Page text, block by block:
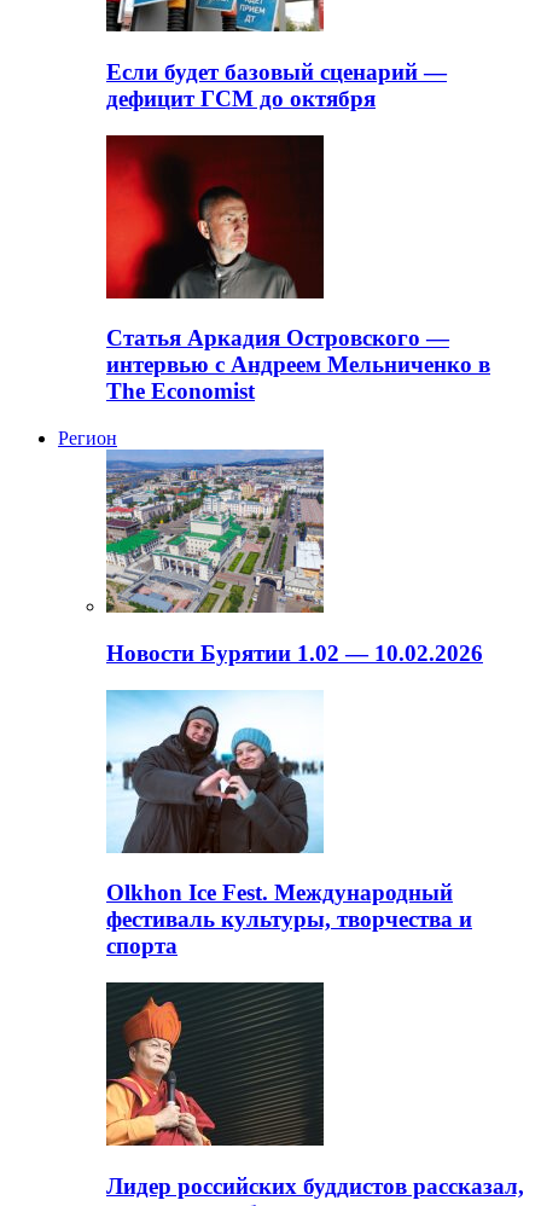
Если будет базовый сценарий —
дефицит ГСМ до октября
Статья Аркадия Островского —
интервью с Андреем Мельниченко в
The Economist
Регион
Новости Бурятии 1.02 — 10.02.2026
Olkhon Ice Fest. Международный
фестиваль культуры, творчества и
спорта
Лидер российских буддистов рассказал,